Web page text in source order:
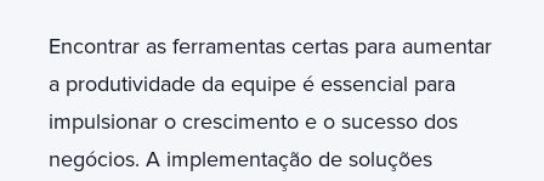
Encontrar as ferramentas certas para aumentar
a produtividade da equipe é essencial para
impulsionar o crescimento e o sucesso dos
negócios. A implementação de soluções